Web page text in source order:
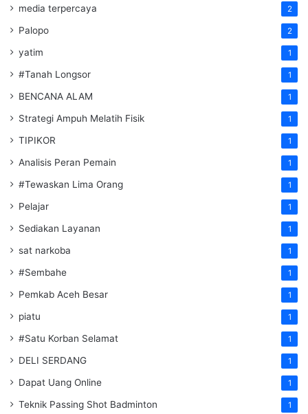
media terpercaya 2
Palopo 2
yatim 1
#Tanah Longsor 1
BENCANA ALAM 1
Strategi Ampuh Melatih Fisik 1
TIPIKOR 1
Analisis Peran Pemain 1
#Tewaskan Lima Orang 1
Pelajar 1
Sediakan Layanan 1
sat narkoba 1
#Sembahe 1
Pemkab Aceh Besar 1
piatu 1
#Satu Korban Selamat 1
DELI SERDANG 1
Dapat Uang Online 1
Teknik Passing Shot Badminton 1